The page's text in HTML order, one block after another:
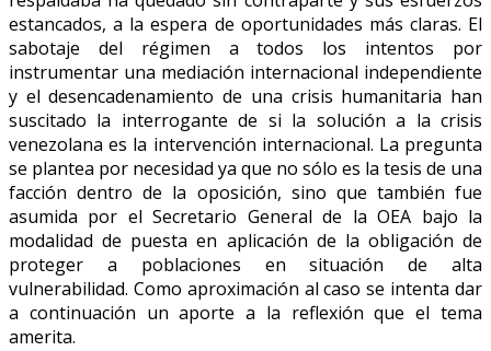
estancados, a la espera de oportunidades más claras. El
sabotaje del régimen a todos los intentos por
instrumentar una mediación internacional independiente
y el desencadenamiento de una crisis humanitaria han
suscitado la interrogante de si la solución a la crisis
venezolana es la intervención internacional. La pregunta
se plantea por necesidad ya que no sólo es la tesis de una
facción dentro de la oposición, sino que también fue
asumida por el Secretario General de la OEA bajo la
modalidad de puesta en aplicación de la obligación de
proteger a poblaciones en situación de alta
vulnerabilidad. Como aproximación al caso se intenta dar
a continuación un aporte a la reflexión que el tema
amerita.